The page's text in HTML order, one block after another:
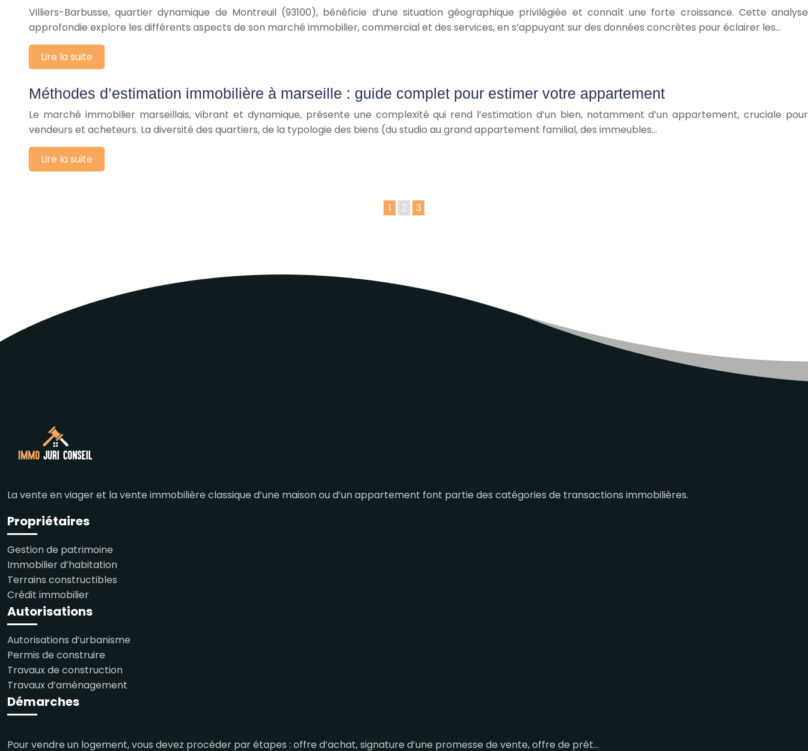
Villiers-Barbusse, quartier dynamique de Montreuil (93100), bénéficie d’une situation géographique privilégiée et connaît une forte croissance. Cette analyse
approfondie explore les différents aspects de son marché immobilier, commercial et des services, en s’appuyant sur des données concrètes pour éclairer les…
Lire la suite
Méthodes d’estimation immobilière à marseille : guide complet pour estimer votre appartement
Le marché immobilier marseillais, vibrant et dynamique, présente une complexité qui rend l’estimation d’un bien, notamment d’un appartement, cruciale pour
vendeurs et acheteurs. La diversité des quartiers, de la typologie des biens (du studio au grand appartement familial, des immeubles…
Lire la suite
1 2 3
La vente en viager et la vente immobilière classique d’une maison ou d’un appartement font partie des catégories de transactions immobilières.
Propriétaires
Gestion de patrimoine
Immobilier d’habitation
Terrains constructibles
Crédit immobilier
Autorisations
Autorisations d’urbanisme
Permis de construire
Travaux de construction
Travaux d’aménagement
Démarches
Pour vendre un logement, vous devez procéder par étapes : offre d’achat, signature d’une promesse de vente, offre de prêt…